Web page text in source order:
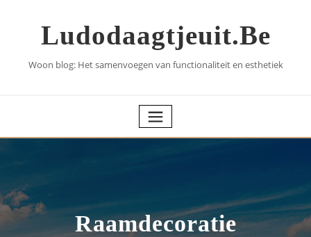
Ludodaagtjeuit.be
Woon blog: Het samenvoegen van functionaliteit en esthetiek
Raamdecoratie